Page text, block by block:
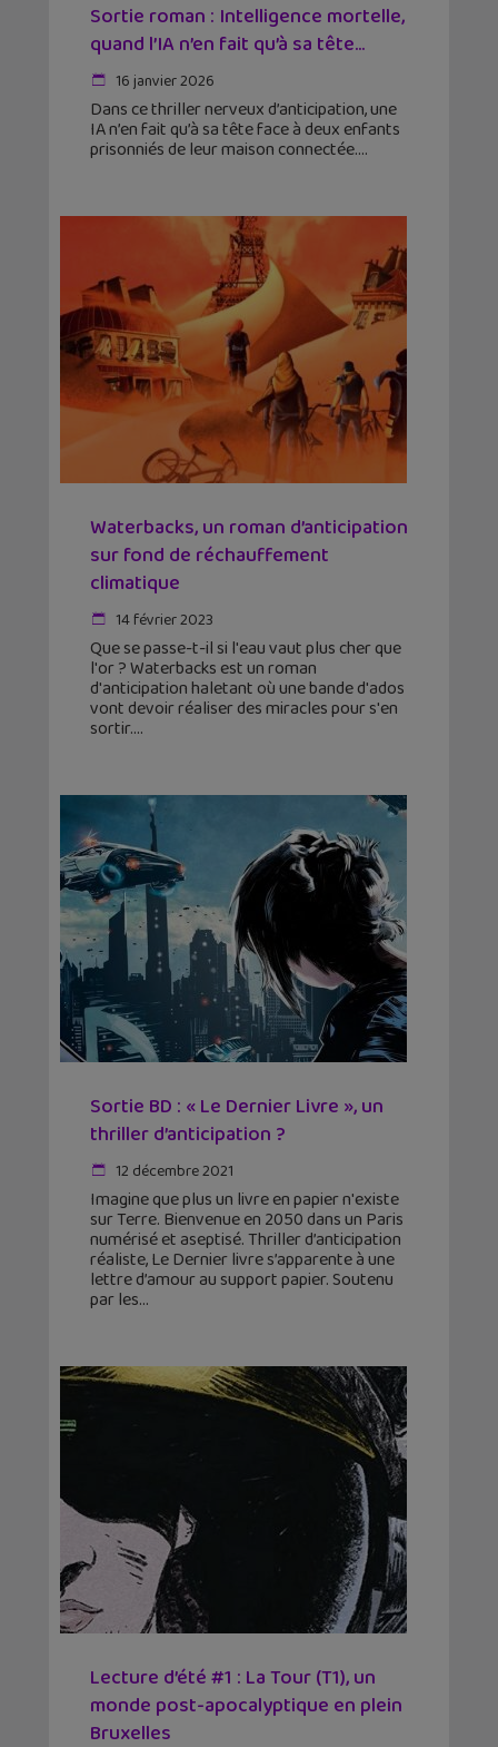
Sortie roman : Intelligence mortelle,
quand l’IA n’en fait qu’à sa tête...
16 janvier 2026
Dans ce thriller nerveux d’anticipation, une
IA n’en fait qu’à sa tête face à deux enfants
prisonniés de leur maison connectée.
Waterbacks, un roman d’anticipation
sur fond de réchauffement
climatique
14 février 2023
Que se passe-t-il si l'eau vaut plus cher que
l'or ? Waterbacks est un roman
d'anticipation haletant où une bande d'ados
vont devoir réaliser des miracles pour s'en
sortir.
Sortie BD : « Le Dernier Livre », un
thriller d’anticipation ?
12 décembre 2021
Imagine que plus un livre en papier n'existe
sur Terre. Bienvenue en 2050 dans un Paris
numérisé et aseptisé. Thriller d’anticipation
réaliste, Le Dernier livre s’apparente à une
lettre d’amour au support papier. Soutenu
par les
Lecture d’été #1 : La Tour (T1), un
monde post-apocalyptique en plein
Bruxelles